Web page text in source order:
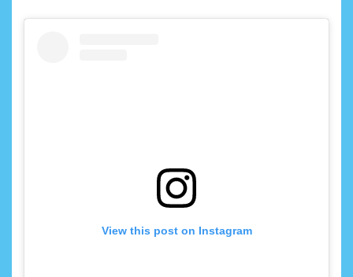
View this post on Instagram